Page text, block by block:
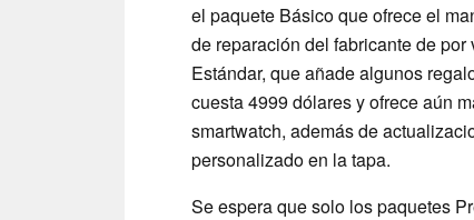
el paquete Básico que ofrece el
de reparación del fabricante de
Estándar, que añade algunos
cuesta 4999 dólares y ofrece aún
smartwatch, además de
personalizado en la tapa.
Se espera que solo los paquetes